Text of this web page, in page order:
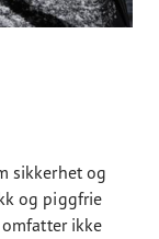
sikkerhet og
og piggfrie
ikke